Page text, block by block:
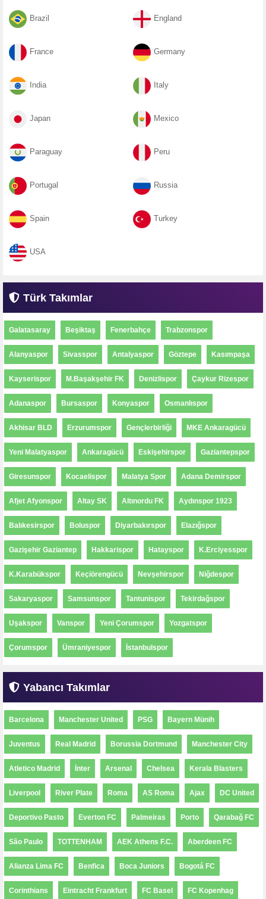
Brazil England
France Germany
India Italy
Japan Mexico
Paraguay Peru
Portugal Russia
Spain Turkey
USA
Türk Takımlar
Galatasaray Beşiktaş Fenerbahçe Trabzonspor
Alanyaspor Sivasspor Antalyaspor Göztepe Kasımpaşa
Kayserispor M.Başakşehir FK Denizlispor Çaykur Rizespor
Adanaspor Bursaspor Konyaspor Osmanlıspor
Akhisar BLD Erzurumspor Gençlerbirliği MKE Ankaragücü
Yeni Malatyaspor Ankaragücü Eskişehirspor Gaziantepspor
Giresunspor Kocaelispor Malatya Spor Adana Demirspor
Afjet Afyonspor Altay SK Altınordu FK Aydınspor 1923
Balıkesirspor Boluspor Diyarbakırspor Elazığspor
Gazişehir Gaziantep Hakkarispor Hatayspor K.Erciyesspor
K.Karabükspor Keçiörengücü Nevşehirspor Niğdespor
Sakaryaspor Samsunspor Tantunispor Tekirdağspor
Uşakspor Vanspor Yeni Çorumspor Yozgatspor
Çorumspor Ümraniyespor İstanbulspor
Yabancı Takımlar
Barcelona Manchester United PSG Bayern Münih
Juventus Real Madrid Borussia Dortmund Manchester City
Atletico Madrid İnter Arsenal Chelsea Kerala Blasters
Liverpool River Plate Roma AS Roma Ajax DC United
Deportivo Pasto Everton FC Palmeiras Porto Qarabağ FC
São Paulo TOTTENHAM AEK Athens F.C. Aberdeen FC
Alianza Lima FC Benfica Boca Juniors Bogotá FC
Corinthians Eintracht Frankfurt FC Basel FC Kopenhag